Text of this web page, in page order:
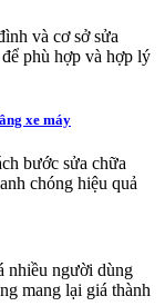
và cơ sở sửa
phù hợp và hợp lý
xe máy
bước sửa chữa
chóng hiệu quả
nhiều người dùng
mang lại giá thành